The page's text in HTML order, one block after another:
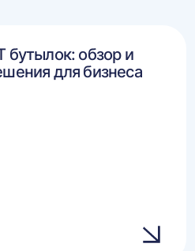
бутылок: обзор и
для бизнеса